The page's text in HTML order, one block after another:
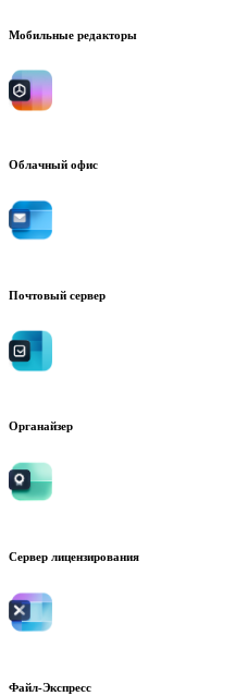
Мобильные редакторы
Облачный офис
Почтовый сервер
Органайзер
Сервер лицензирования
Файл-Экспресс